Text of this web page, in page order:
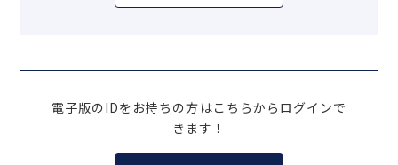
電子版のIDをお持ちの方はこちらからログインで
きます！